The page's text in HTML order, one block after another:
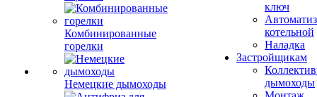
Комбинированные
горелки
Немецкие дымоходы
ключ
котельной
Наладка
Застройщикам
дымоходы